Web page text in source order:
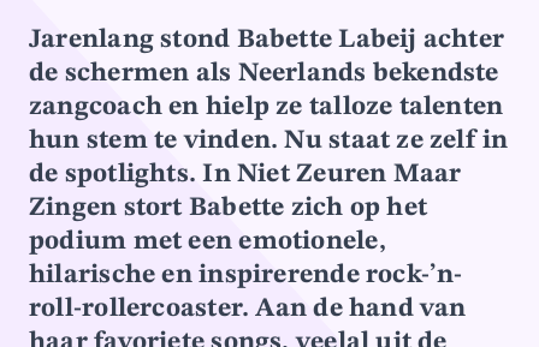
Jarenlang stond Babette Labeij achter
de schermen als Neerlands bekendste
zangcoach en hielp ze talloze talenten
hun stem te vinden. Nu staat ze zelf in
de spotlights. In Niet Zeuren Maar
Zingen stort Babette zich op het
podium met een emotionele,
hilarische en inspirerende rock-’n-
roll-rollercoaster. Aan de hand van